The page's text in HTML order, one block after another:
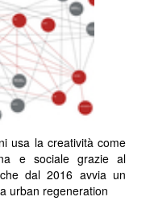
usa la creatività come
e sociale grazie al
dal 2016 avvia un
urban regeneration